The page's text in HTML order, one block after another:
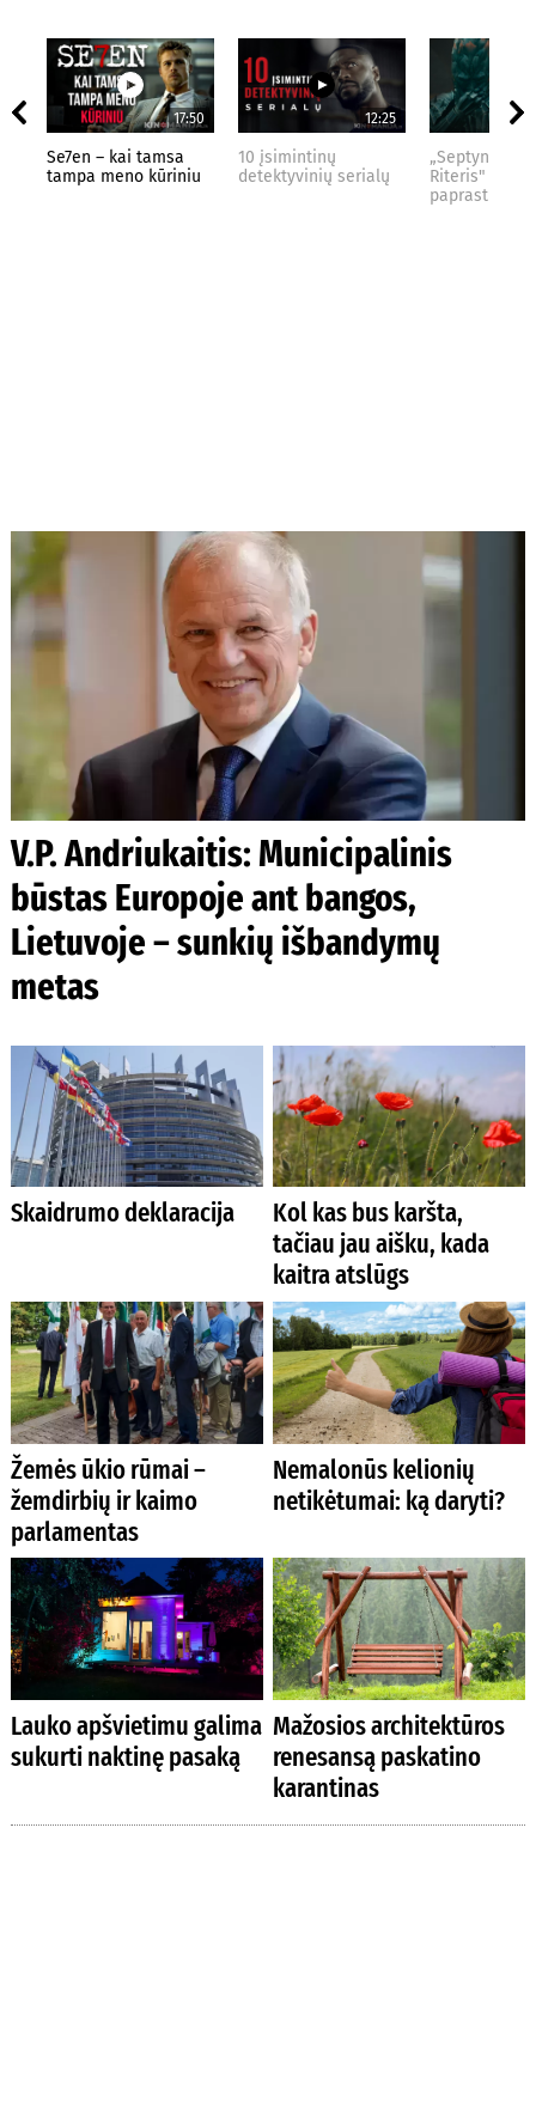
17:50
Se7en – kai tamsa
tampa meno kūriniu
12:25
10 įsimintinų
detektyvinių serialų
„Septynių
Riteris" – kai
paprastumas
V.P. Andriukaitis: Municipalinis
būstas Europoje ant bangos,
Lietuvoje – sunkių išbandymų
metas
Skaidrumo deklaracija
Kol kas bus karšta,
tačiau jau aišku, kada
kaitra atslūgs
Žemės ūkio rūmai –
žemdirbių ir kaimo
parlamentas
Nemalonūs kelionių
netikėtumai: ką daryti?
Lauko apšvietimu galima
sukurti naktinę pasaką
Mažosios architektūros
renesansą paskatino
karantinas